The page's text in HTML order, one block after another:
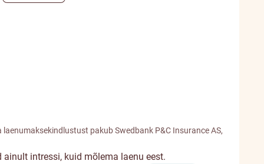
pakub Swedbank P&C Insurance AS,
intressi, kuid mõlema laenu eest.